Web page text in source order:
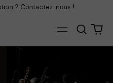
? Contactez-nous !
Menu
0